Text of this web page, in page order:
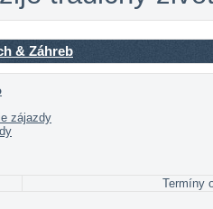
& Záhreb
zájazdy
Termíny